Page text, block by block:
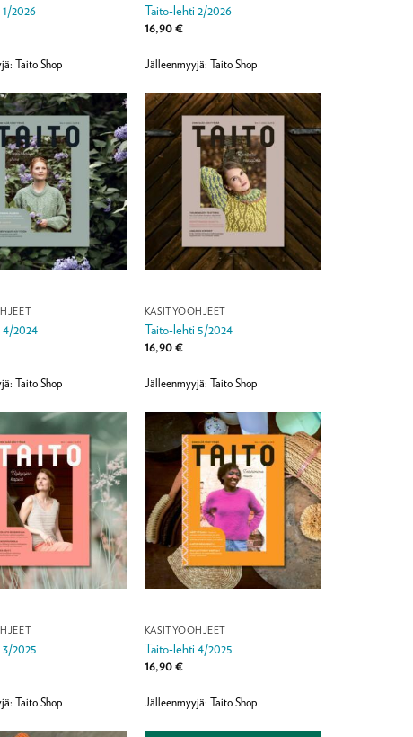
2026
Taito Shop
Taito-lehti 2/2026
16,90€
Jälleenmyyjä: Taito Shop
2024
Taito Shop
KÄSITYÖOHJEET
Taito-lehti 5/2024
16,90€
Jälleenmyyjä: Taito Shop
2025
Taito Shop
KÄSITYÖOHJEET
Taito-lehti 4/2025
16,90€
Jälleenmyyjä: Taito Shop